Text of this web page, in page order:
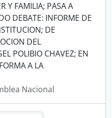
Y FAMILIA; PASA A
DEBATE: INFORME DE
DE
DEL
POLIBIO CHAVEZ; EN
A LA
Nacional